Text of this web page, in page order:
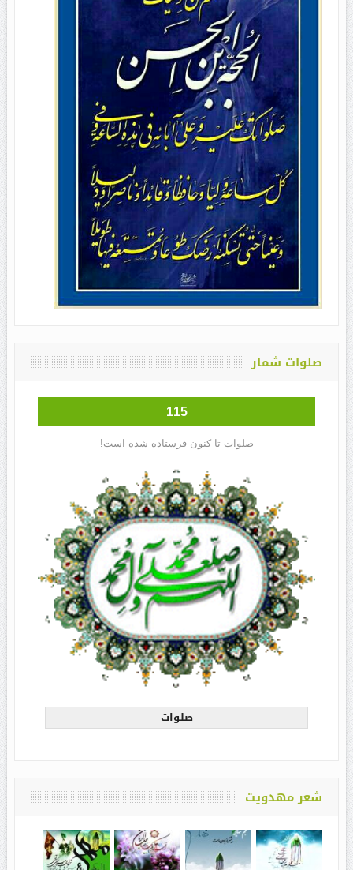
صلوات شمار
115
صلوات تا کنون فرستاده شده است!
صلوات
شعر مهدویت